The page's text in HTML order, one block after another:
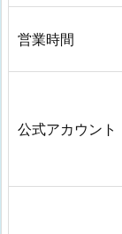
営業時間
公式アカウント